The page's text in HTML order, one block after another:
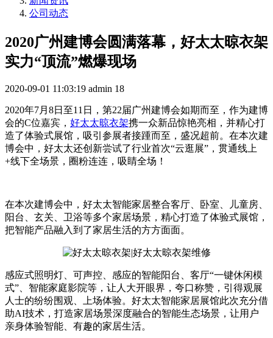
公司动态
2020广州建博会圆满落幕，好太太晾衣架
实力“顶流”燃爆现场
2020-09-01 11:03:19 admin 18
2020年7月8日至11日，第22届广州建博会如期而至，作为建博
会的C位嘉宾， 好太太晾衣架携一众新品惊艳亮相，并精心打
造了体验式展馆，吸引参展者接踵而至，盛况超前。在本次建
博会中，好太太还创新尝试了行业首次“云逛展”，贯通线上
+线下全场景，圈粉连连，吸睛全场！
在本次建博会中，好太太智能家居整合客厅、卧室、儿童房、
阳台、玄关、卫浴等多个家居场景，精心打造了体验式展馆，
把智能产品融入到了家居生活的方方面面。
感应式照明灯、可声控、感应的智能阳台、客厅“一键休闲模
式”、智能家庭影院等，让人大开眼界，夸口称赞，引得观展
人士的纷纷围观、上场体验。好太太智能家居展馆此次充分借
助AI技术，打造家居场景深度融合的智能生态场景，让用户
亲身体验智能、有趣的家居生活。